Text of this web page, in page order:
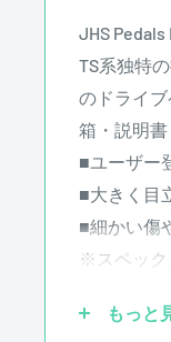
JHS Pedals
TS系独特
のドライブ
箱・説明
■ユーザー
■大きく目
■細かい傷
※スペック
― もっと